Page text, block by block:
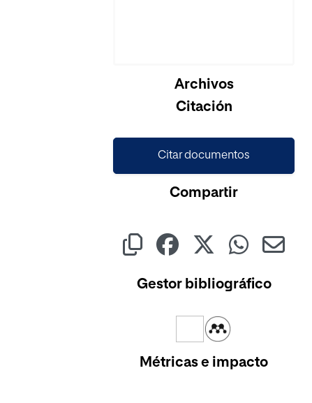
Archivos
Citación
Citar documentos
Compartir
Gestor bibliográfico
Métricas e impacto